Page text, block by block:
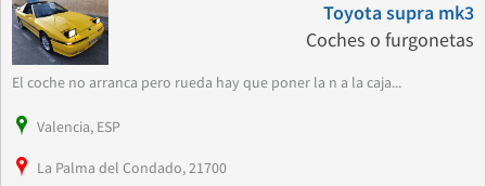
Toyota supra mk3
Coches o furgonetas
El coche no arranca pero rueda hay que poner la n a la caja...
Valencia, ESP
La Palma del Condado, 21700